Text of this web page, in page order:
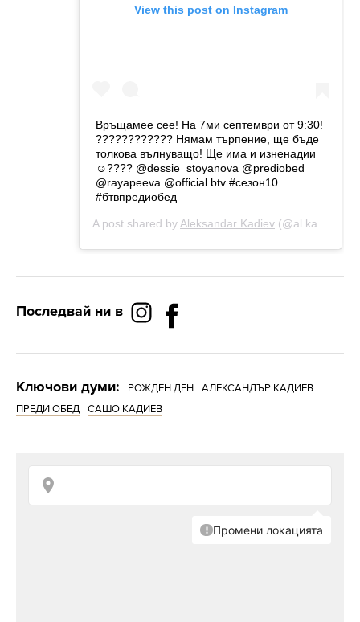
Последвай ни в
Ключови думи: РОЖДЕН ДЕН
АЛЕКСАНДЪР КАДИЕВ
ПРЕДИ ОБЕД
САШО КАДИЕВ